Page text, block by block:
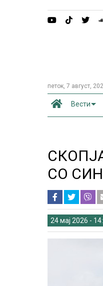
петок, 7 август,
Вести
СО
24 мај 2026 -